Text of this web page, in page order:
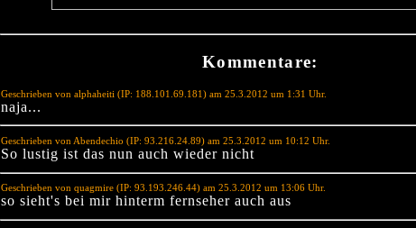
Kommentare:
Geschrieben von alphaheiti (IP: 188.101.69.181) am 25.3.2012 um 1:31 Uhr.
naja...
Geschrieben von Abendechio (IP: 93.216.24.89) am 25.3.2012 um 10:12 Uhr.
So lustig ist das nun auch wieder nicht
Geschrieben von quagmire (IP: 93.193.246.44) am 25.3.2012 um 13:06 Uhr.
so sieht's bei mir hinterm fernseher auch aus